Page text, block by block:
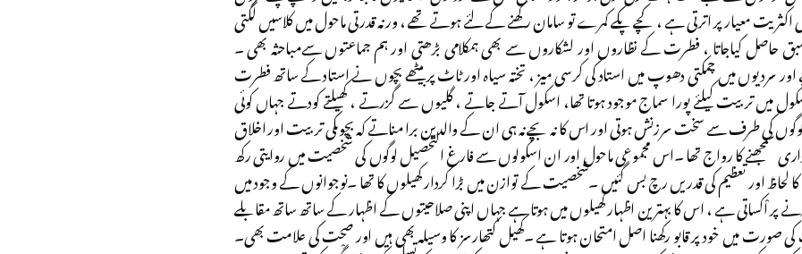
معیار پر اترتی ہے ، کچے پکے کمرے تو سامان رکھنے کے لئے ہوتے تھے ، ورنہ قدرتی ماحول میں کلاسیں لگتی
سبق حاصل کیاجاتا ، فطرت کے نظاروں اور لشکاروں سے بھی ہمکلامی بڑھتی اور ہم جماعتوں سےمباحثہ بھی ۔
سردیوں میں چمکتی دھوپ میں استاد کی کرسی میز ، تختہ سیاہ اور ٹاٹ پر بیٹھے بچوں نے استاد کے ساتھ فطرت
میں تربیت کیلئے پورا سماج موجود ہوتا تھا، اسکول آتے جاتے ، گلیوں سے گزرتے ، کھیلتے کودتے جہاں کوئی
کی طرف سے سخت سرزنش ہوتی اور اس کا نہ بچے نہ ہی ان کے والدین برا مناتے کہ بچوںکی تربیت اور اخلاق
سمجھنے کا رواج تھا ۔اس مجموعی ماحول اور ان اسکولوں سے فارغ التحصیل لوگوں کی شخصیت میں روایتی رکھ
اور تعظیم کی قدریں رچ بس گئیں ۔شخصیت کے توازن میں بڑا کردار کھیلوں کا تھا ۔نوجوانوں کے وجود میں
پر اْکساتی ہے ، اس کا بہترین اظہار کھیلوں میں ہوتا ہے جہاں اپنی صلاحیتوں کے اظہار کے ساتھ ساتھ مقابلے
صورت میں خود پر قابو رکھنا اصل امتحان ہوتا ہے ۔کھیل کتھارسز کا وسیلہ بھی ہیں اور صحت کی علامت بھی۔